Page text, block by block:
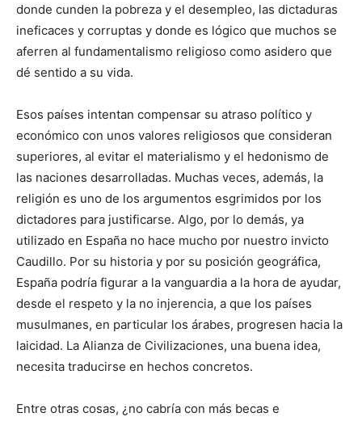
donde cunden la pobreza y el desempleo, las dictaduras
ineficaces y corruptas y donde es lógico que muchos se
aferren al fundamentalismo religioso como asidero que
dé sentido a su vida.
Esos países intentan compensar su atraso político y
económico con unos valores religiosos que consideran
superiores, al evitar el materialismo y el hedonismo de
las naciones desarrolladas. Muchas veces, además, la
religión es uno de los argumentos esgrimidos por los
dictadores para justificarse. Algo, por lo demás, ya
utilizado en España no hace mucho por nuestro invicto
Caudillo. Por su historia y por su posición geográfica,
España podría figurar a la vanguardia a la hora de ayudar,
desde el respeto y la no injerencia, a que los países
musulmanes, en particular los árabes, progresen hacia la
laicidad. La Alianza de Civilizaciones, una buena idea,
necesita traducirse en hechos concretos.
Entre otras cosas, ¿no cabría con más becas e